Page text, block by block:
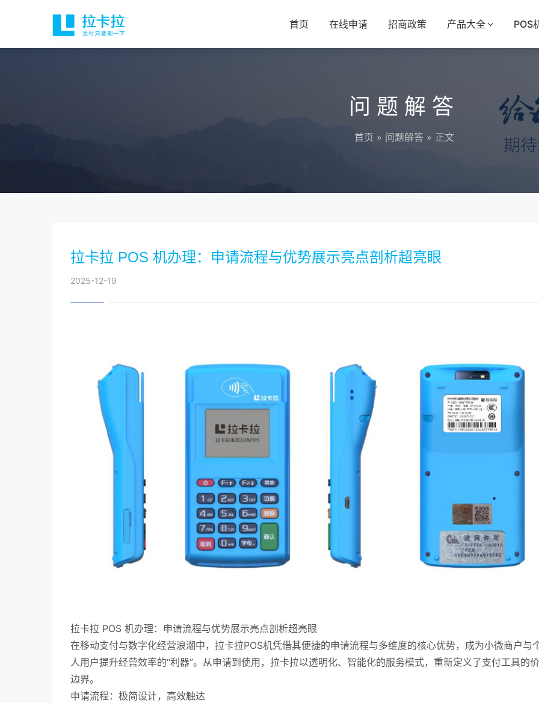
首页 在线申请 招商政策 产品大全 POS
问题解答
首页 » 问题解答 » 正文
拉卡拉 POS 机办理：申请流程与优势展示亮点剖析超亮眼
2025-12-19
拉卡拉 POS 机办理：申请流程与优势展示亮点剖析超亮眼
在移动支付与数字化经营浪潮中，拉卡拉POS机凭借其便捷的申请流程与多维度的核心优势，成为小微商户与
人用户提升经营效率的“利器”。从申请到使用，拉卡拉以透明化、智能化的服务模式，重新定义了支付工具的
边界。
申请流程：极简设计，高效触达